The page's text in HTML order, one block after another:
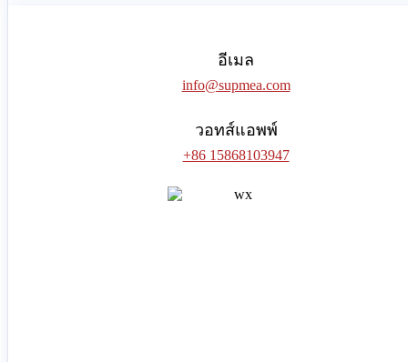
อีเมล
info@supmea.com
วอทส์แอพพ์
+86 15868103947